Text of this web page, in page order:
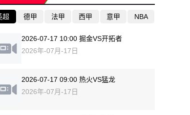
超 德甲 法甲 西甲 意甲 NBA
2026-07-17 10:00 掘金VS开拓者
2026年-07月-17日
2026-07-17 09:00 热火VS猛龙
2026年-07月-17日